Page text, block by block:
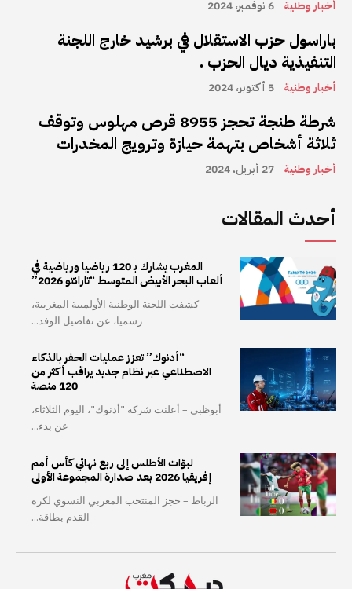
أخبار وطنية 6 نوفمبر، 2024
باراسول حزب الاستقلال في برشيد خارج اللجنة
التنفيذية ديال الحزب .
أخبار وطنية 5 أكتوبر، 2024
شرطة طنجة تحجز 8955 قرص مهلوس وتوقف
ثلاثة أشخاص بتهمة حيازة وترويج المخدرات
أخبار وطنية 27 أبريل، 2024
أحدث المقالات
المغرب يشارك بـ 120 رياضيا ورياضية في
ألعاب البحر الأبيض المتوسط “تارانتو 2026”
كشفت اللجنة الوطنية الأولمبية المغربية،
رسميا، عن تفاصيل الوفد...
“أدنوك” تعزز عمليات الحفر بالذكاء
الاصطناعي عبر نظام جديد يراقب أكثر من
120 منصة
أبوظبي – أعلنت شركة "أدنوك"، اليوم الثلاثاء،
عن بدء...
لبؤات الأطلس إلى ربع نهائي كأس أمم
إفريقيا 2026 بعد صدارة المجموعة الأولى
الرباط – حجز المنتخب المغربي النسوي لكرة
القدم بطاقة...